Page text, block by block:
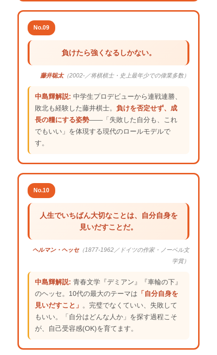
No.09
負けたら強くなるしかない。
藤井聡太（2002-／将棋棋士・史上最年少での偉業多数）
中島輝解説: 中学生プロデビューから連戦連勝、
敗北も経験した藤井棋士。 負けを否定せず、成
長の糧にする姿勢——「失敗した自分も、これ
でもいい」を体現する現代のロールモデルで
す。
No.10
人生でいちばん大切なことは、自分自身を
見いだすことだ。
ヘルマン・ヘッセ（1877-1962／ドイツの作家・ノーベル文
学賞）
中島輝解説: 青春文学『デミアン』『車輪の下』
のヘッセ。10代の最大のテーマは 「自分自身を
見いだすこと」 。完璧でなくていい、失敗して
もいい。「自分はどんな人か」を探す過程こそ
が、自己受容感(OK)を育てます。